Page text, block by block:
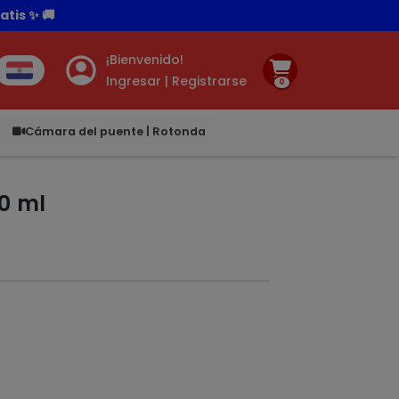
¡Bienvenido!
Ingresar | Registrarse
0
Cámara del puente | Rotonda
ml